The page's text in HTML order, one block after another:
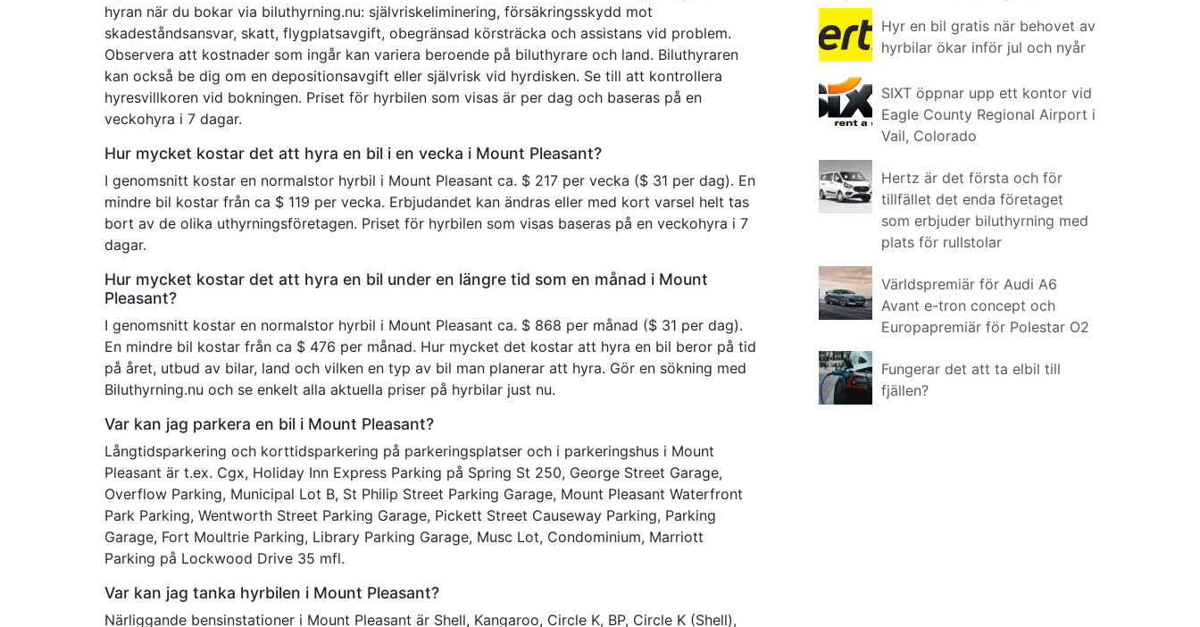
hyran när du bokar via biluthyrning.nu: självriskeliminering, försäkringsskydd mot
skadeståndsansvar, skatt, flygplatsavgift, obegränsad körsträcka och assistans vid problem.
Observera att kostnader som ingår kan variera beroende på biluthyrare och land. Biluthyraren
kan också be dig om en depositionsavgift eller självrisk vid hyrdisken. Se till att kontrollera
hyresvillkoren vid bokningen. Priset för hyrbilen som visas är per dag och baseras på en
veckohyra i 7 dagar.
Hur mycket kostar det att hyra en bil i en vecka i Mount Pleasant?
I genomsnitt kostar en normalstor hyrbil i Mount Pleasant ca. $ 217 per vecka ($ 31 per dag). En
mindre bil kostar från ca $ 119 per vecka. Erbjudandet kan ändras eller med kort varsel helt tas
bort av de olika uthyrningsföretagen. Priset för hyrbilen som visas baseras på en veckohyra i 7
dagar.
Hur mycket kostar det att hyra en bil under en längre tid som en månad i Mount
Pleasant?
I genomsnitt kostar en normalstor hyrbil i Mount Pleasant ca. $ 868 per månad ($ 31 per dag).
En mindre bil kostar från ca $ 476 per månad. Hur mycket det kostar att hyra en bil beror på tid
på året, utbud av bilar, land och vilken en typ av bil man planerar att hyra. Gör en sökning med
Biluthyrning.nu och se enkelt alla aktuella priser på hyrbilar just nu.
Var kan jag parkera en bil i Mount Pleasant?
Långtidsparkering och korttidsparkering på parkeringsplatser och i parkeringshus i Mount
Pleasant är t.ex. Cgx, Holiday Inn Express Parking på Spring St 250, George Street Garage,
Overflow Parking, Municipal Lot B, St Philip Street Parking Garage, Mount Pleasant Waterfront
Park Parking, Wentworth Street Parking Garage, Pickett Street Causeway Parking, Parking
Garage, Fort Moultrie Parking, Library Parking Garage, Musc Lot, Condominium, Marriott
Parking på Lockwood Drive 35 mfl.
Var kan jag tanka hyrbilen i Mount Pleasant?
Närliggande bensinstationer i Mount Pleasant är Shell, Kangaroo, Circle K, BP, Circle K (Shell),
Hyr en bil gratis när behovet av
hyrbilar ökar inför jul och nyår
SIXT öppnar upp ett kontor vid
Eagle County Regional Airport i
Vail, Colorado
Hertz är det första och för
tillfället det enda företaget
som erbjuder biluthyrning med
plats för rullstolar
Världspremiär för Audi A6
Avant e-tron concept och
Europapremiär för Polestar O2
Fungerar det att ta elbil till
fjällen?